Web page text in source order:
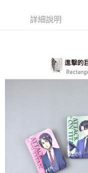
３．收到繳費通知簡訊後14
※ 交易是否成功請以「
是否繳費成功／繳費後需取
客戶支援中心」https://
易，需依本服務之必要範圍
權轉讓予恩沛科技股份有限
２．關於個人資料處理事宜
https://aftee.tw/terms/
３．未成年的使用者請事先
「AFTEE先享後付」，若
付款後7-11取貨
每筆NT$60，滿NT$499(
詳細說明